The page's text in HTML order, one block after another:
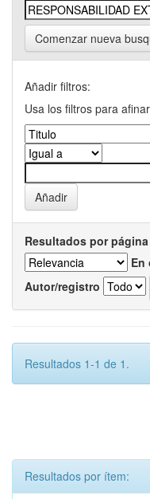
Comenzar nueva
Añadir filtros:
Usa los filtros para
Resultados por página
En
Autor/registro
Resultados 1-1 de 1.
Resultados por ítem: